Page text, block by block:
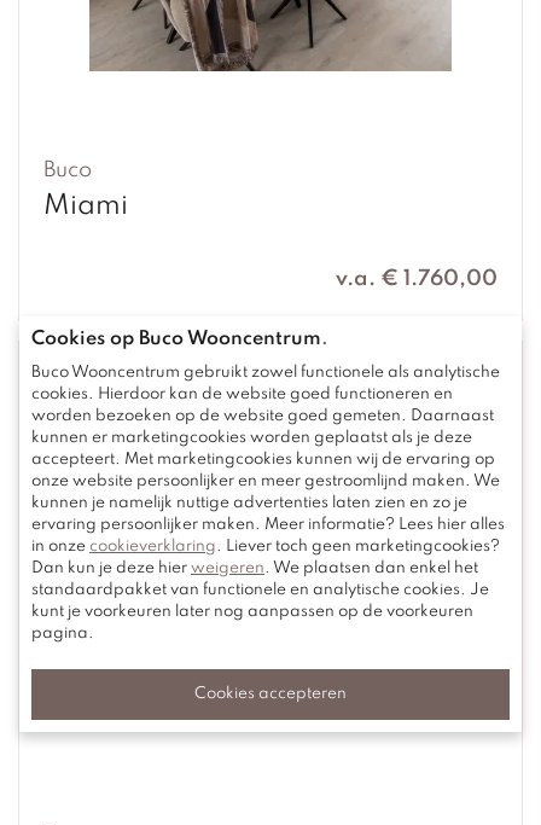
Buco
Miami
v.a. € 1.760,00
Cookies op Buco Wooncentrum.
Buco Wooncentrum gebruikt zowel functionele als analytische
cookies. Hierdoor kan de website goed functioneren en
worden bezoeken op de website goed gemeten. Daarnaast
kunnen er marketingcookies worden geplaatst als je deze
accepteert. Met marketingcookies kunnen wij de ervaring op
onze website persoonlijker en meer gestroomlijnd maken. We
kunnen je namelijk nuttige advertenties laten zien en zo je
ervaring persoonlijker maken. Meer informatie? Lees hier alles
in onze cookieverklaring . Liever toch geen marketingcookies?
Dan kun je deze hier weigeren . We plaatsen dan enkel het
standaardpakket van functionele en analytische cookies. Je
kunt je voorkeuren later nog aanpassen op de voorkeuren
pagina.
Cookies accepteren